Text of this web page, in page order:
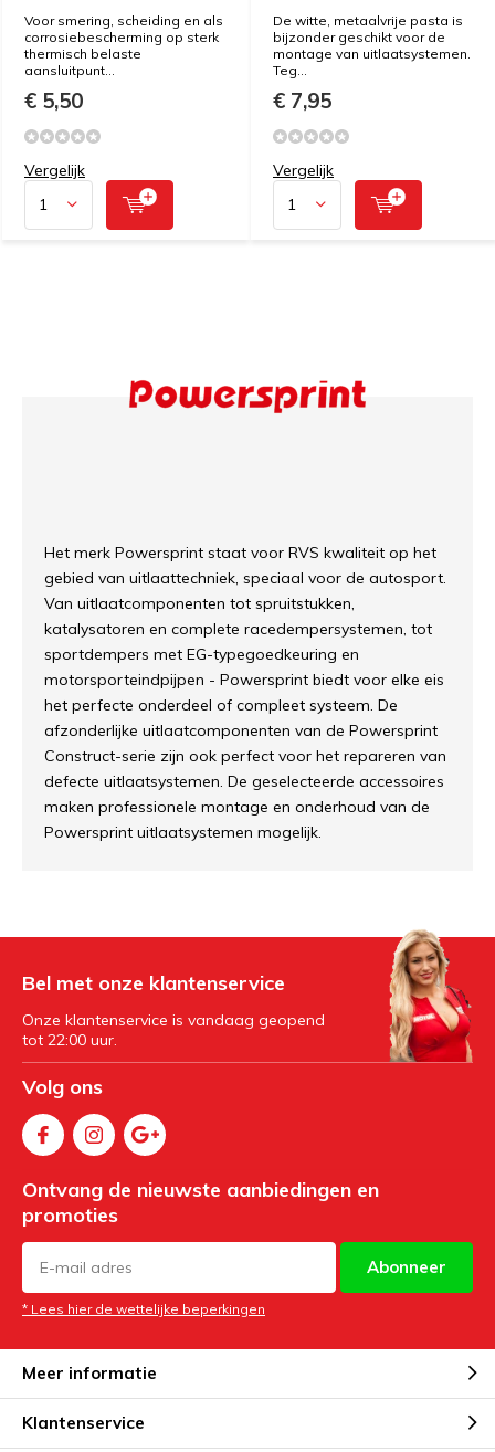
Voor smering, scheiding en als
corrosiebescherming op sterk
thermisch belaste
aansluitpunt...
€ 5,50
Vergelijk
De witte, metaalvrije pasta is
bijzonder geschikt voor de
montage van uitlaatsystemen.
Teg...
€ 7,95
Vergelijk
Het merk Powersprint staat voor RVS kwaliteit op het
gebied van uitlaattechniek, speciaal voor de autosport.
Van uitlaatcomponenten tot spruitstukken,
katalysatoren en complete racedempersystemen, tot
sportdempers met EG-typegoedkeuring en
motorsporteindpijpen - Powersprint biedt voor elke eis
het perfecte onderdeel of compleet systeem. De
afzonderlijke uitlaatcomponenten van de Powersprint
Construct-serie zijn ook perfect voor het repareren van
defecte uitlaatsystemen. De geselecteerde accessoires
maken professionele montage en onderhoud van de
Powersprint uitlaatsystemen mogelijk.
Bel met onze klantenservice
Onze klantenservice is vandaag geopend
tot 22:00 uur.
Volg ons
Ontvang de nieuwste aanbiedingen en
promoties
Abonneer
* Lees hier de wettelijke beperkingen
Meer informatie
Klantenservice